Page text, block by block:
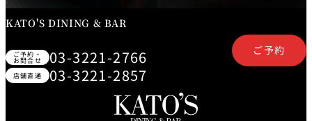
ルメ・パリ
西洋料理
トゥールダル
ジャン 東京
トレーダーヴ
ィックス 東京
KATO'S DINING & BAR
ご予約・
お問合せ 03-3221-2766
店舗直通 03-3221-2857
ご予約